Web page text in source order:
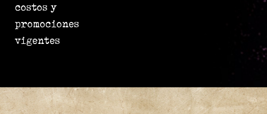
costos y
promociones
vigentes